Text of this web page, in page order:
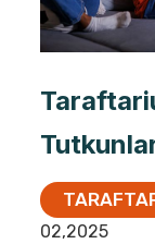
02,2025